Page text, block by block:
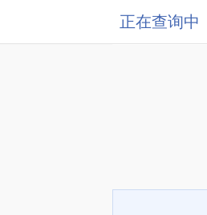
正在查询中